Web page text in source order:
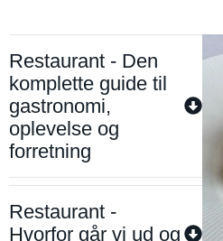
Restaurant - Den
komplette guide til
gastronomi,
oplevelse og
forretning
Restaurant -
Hvorfor går vi ud og